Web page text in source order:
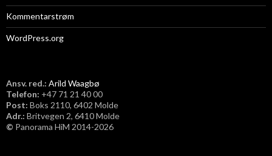
Kommentarstrøm
WordPress.org
Ansv. red.: Arild Waagbø
Telefon: ​+47 71 21 40 00
Post: Boks 2110, 6402 Molde
Adr.: Britvegen 2, 6410 Molde
© Panorama HiM 2014-2026